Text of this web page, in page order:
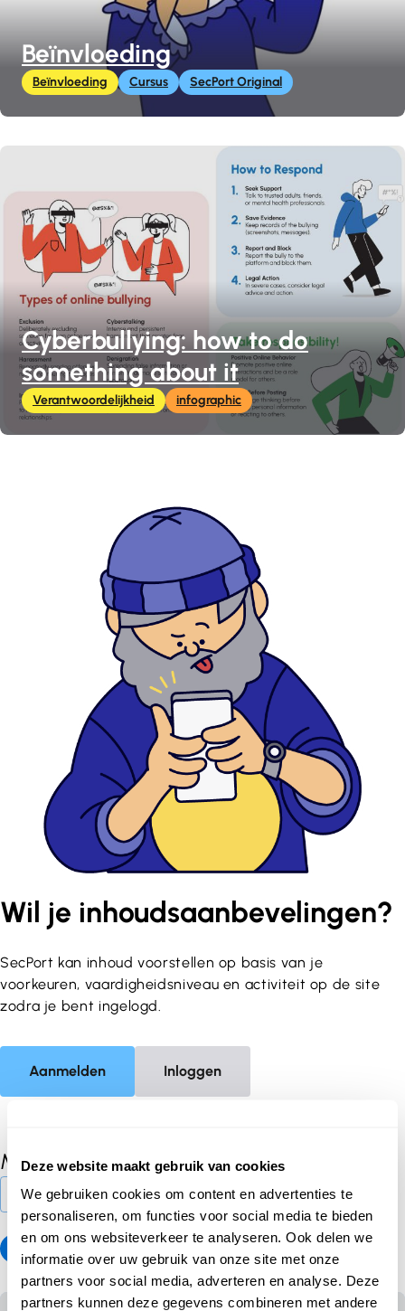
Deze website maakt gebruik van cookies
We gebruiken cookies om content en advertenties te
personaliseren, om functies voor social media te bieden
en om ons websiteverkeer te analyseren. Ook delen we
informatie over uw gebruik van onze site met onze
partners voor social media, adverteren en analyse. Deze
partners kunnen deze gegevens combineren met andere
Beïnvloeding
Beïnvloeding Cursus SecPort Original
Cyberbullying: how to do
something about it
Verantwoordelijkheid infographic
Wil je inhoudsaanbevelingen?
SecPort kan inhoud voorstellen op basis van je
voorkeuren, vaardigheidsniveau en activiteit op de site
zodra je bent ingelogd.
Aanmelden Inloggen
Materialen
Meer materialen
2 3